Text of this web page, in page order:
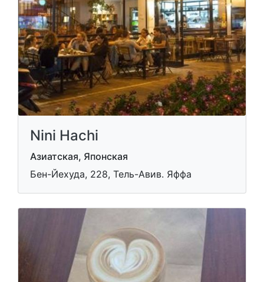
Nini Hachi
Азиатская, Японская
Бен-Йехуда, 228, Тель-Авив. Яффа